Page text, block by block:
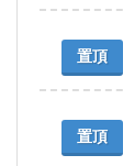
會者熱
置頂
置頂